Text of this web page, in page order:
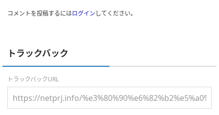
コメントを投稿するにはログインしてください。
トラックバック
トラックバックURL